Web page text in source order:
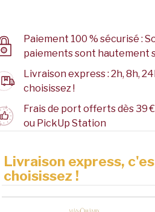
Paiement 100 % sécurisé :
paiements sont hautement
Livraison express : 2h, 8h,
choisissez !
Frais de port offerts dès 39
ou PickUp Station
Livraison express,
choisissez !